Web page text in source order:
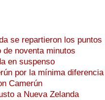
se repartieron los puntos
de noventa minutos
en suspenso
por la mínima diferencia
Camerún
a Nueva Zelanda